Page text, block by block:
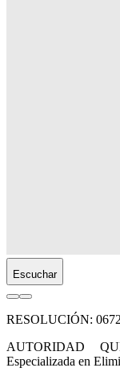
Escuchar
RESOLUCIÓN:
AUTORIDAD
Especializada en